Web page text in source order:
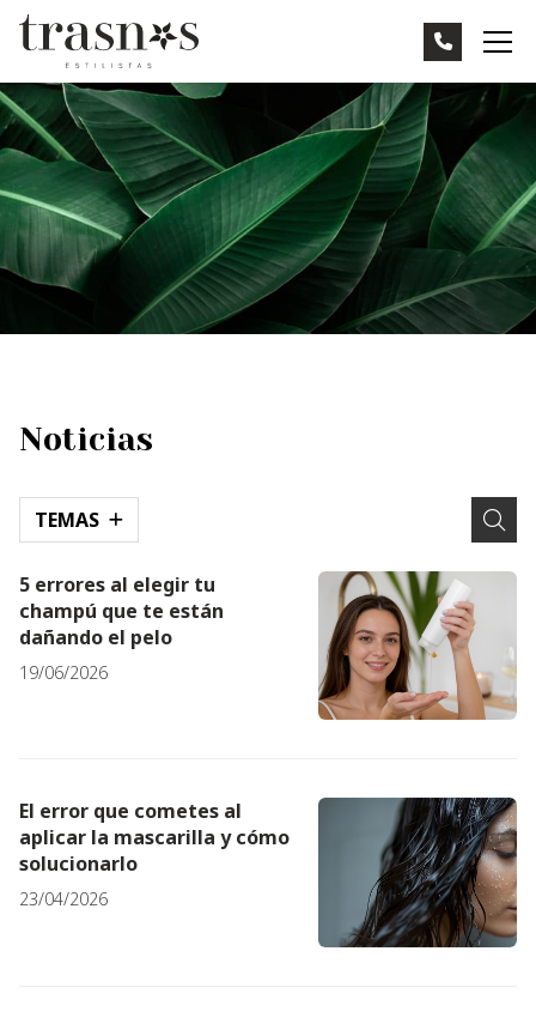
Noticias
TEMAS
5 errores al elegir tu
champú que te están
dañando el pelo
19/06/2026
El error que cometes al
aplicar la mascarilla y cómo
solucionarlo
23/04/2026